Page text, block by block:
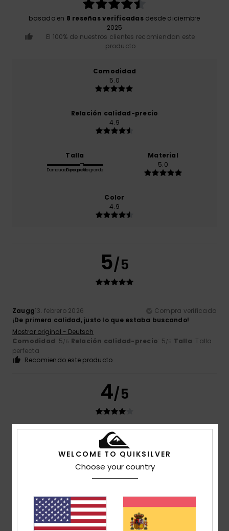
basado en 8 reseñas verificadasdesde diciembre
2025
El 100% de nuestros clientes recomiendan este
producto
Comodidad
5.0
Relación calidad-precio
4.9
Talla
Demasiado pequeño
Demasiado grande
Material
5.0
Color
4.9
5/5
Zaugg13. febrero 2026
Compra verificada
¡De primera calidad, justo lo que estaba buscando!
Mostrar original - Deutsch
Comodidad: 5/5 Relación calidad-precio: 5/5 Talla: Talla
perfecta
Recomiendo este producto
4/5
26. enero 2026
Cálidos y cómodos, con el pulgar un poco más ancho que
los demás dedos
Mostrar original - Português
Relación calidad-precio
Recomiendo este producto
WELCOME TO QUIKSILVER
Choose your country